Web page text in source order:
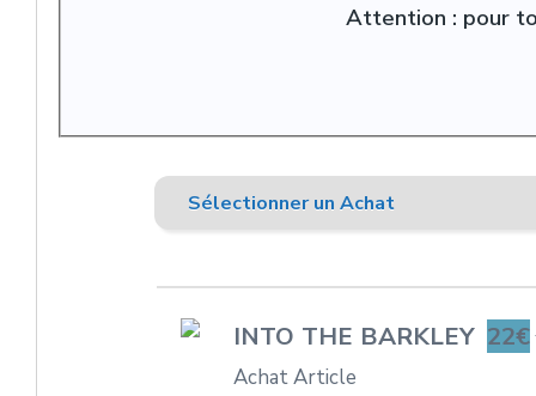
Attention : pour
Sélectionner un Achat
INTO THE BARKLEY 22€
Achat Article